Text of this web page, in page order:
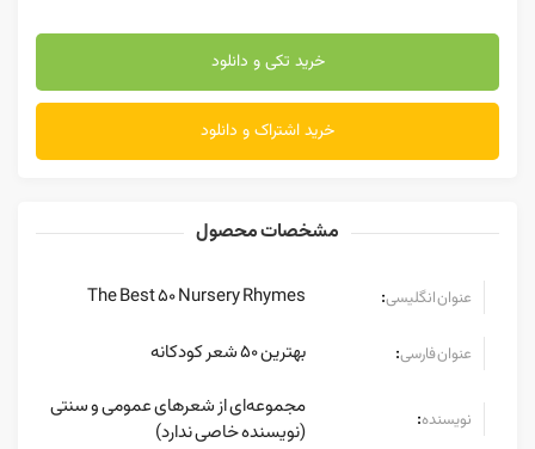
خرید تکی و دانلود
خرید اشتراک و دانلود
مشخصات محصول
عنوان انگلیسی:
The Best 50 Nursery Rhymes
عنوان فارسی: بهترین ۵۰ شعر کودکانه
نویسنده:
مجموعه‌ای از شعرهای عمومی و سنتی
(نویسنده خاصی ندارد)